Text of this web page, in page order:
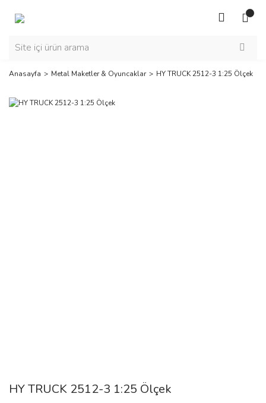
Anasayfa Metal Maketler & Oyuncaklar HY TRUCK 2512-3 1:25 Ölçek
HY TRUCK 2512-3 1:25 Ölçek